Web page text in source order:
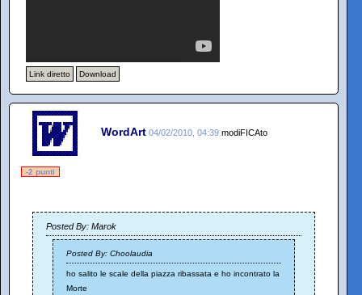
Link diretto Download
WordArt 04/02/2010, 04:39 modiFICAto
-2 punti
Posted By: Marok
Posted By: Choolaudia
ho salito le scale della piazza ribassata e ho incontrato la
Morte